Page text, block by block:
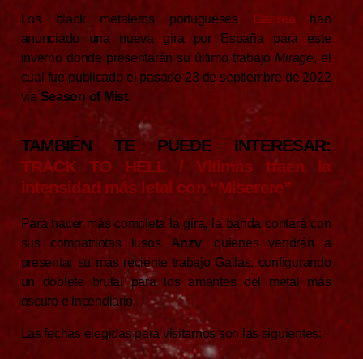
Los black metaleros portugueses Gaereahan
anunciado una nueva gira por España para este
inverno donde presentarán su último trabajoMirage, el
cual fue publicado el pasado 23 de septiembre de 2022
vía Season of Mist.
TAMBIÉN TE PUEDE INTERESAR:
TRACK TO HELL / Vltimas traen la
intensidad más letal con “Miserere”
Para hacer más completa la gira, la banda contará con
sus compatriotas lusos Anzv, quienes vendrán a
presentar su más reciente trabajo Gallas, configurando
un doblete brutal para los amantes del metal más
oscuro e incendiario.
Las fechas elegidas para visitarnos son las siguientes: